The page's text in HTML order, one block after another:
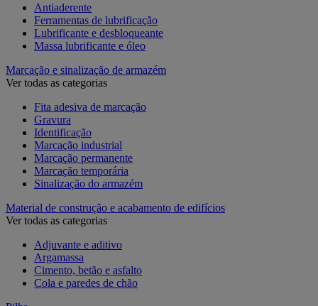
Antiaderente
Ferramentas de lubrificação
Lubrificante e desbloqueante
Massa lubrificante e óleo
Marcação e sinalização de armazém
Ver todas as categorias
Fita adesiva de marcação
Gravura
Identificação
Marcação industrial
Marcação permanente
Marcação temporária
Sinalização do armazém
Material de construção e acabamento de edifícios
Ver todas as categorias
Adjuvante e aditivo
Argamassa
Cimento, betão e asfalto
Cola e paredes de chão